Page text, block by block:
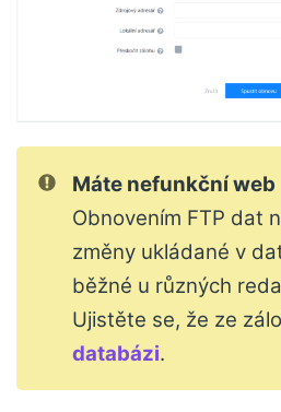
Máte nefunkční web
Obnovením FTP dat
změny ukládané v
běžné u různých
Ujistěte se, že ze
databázi.